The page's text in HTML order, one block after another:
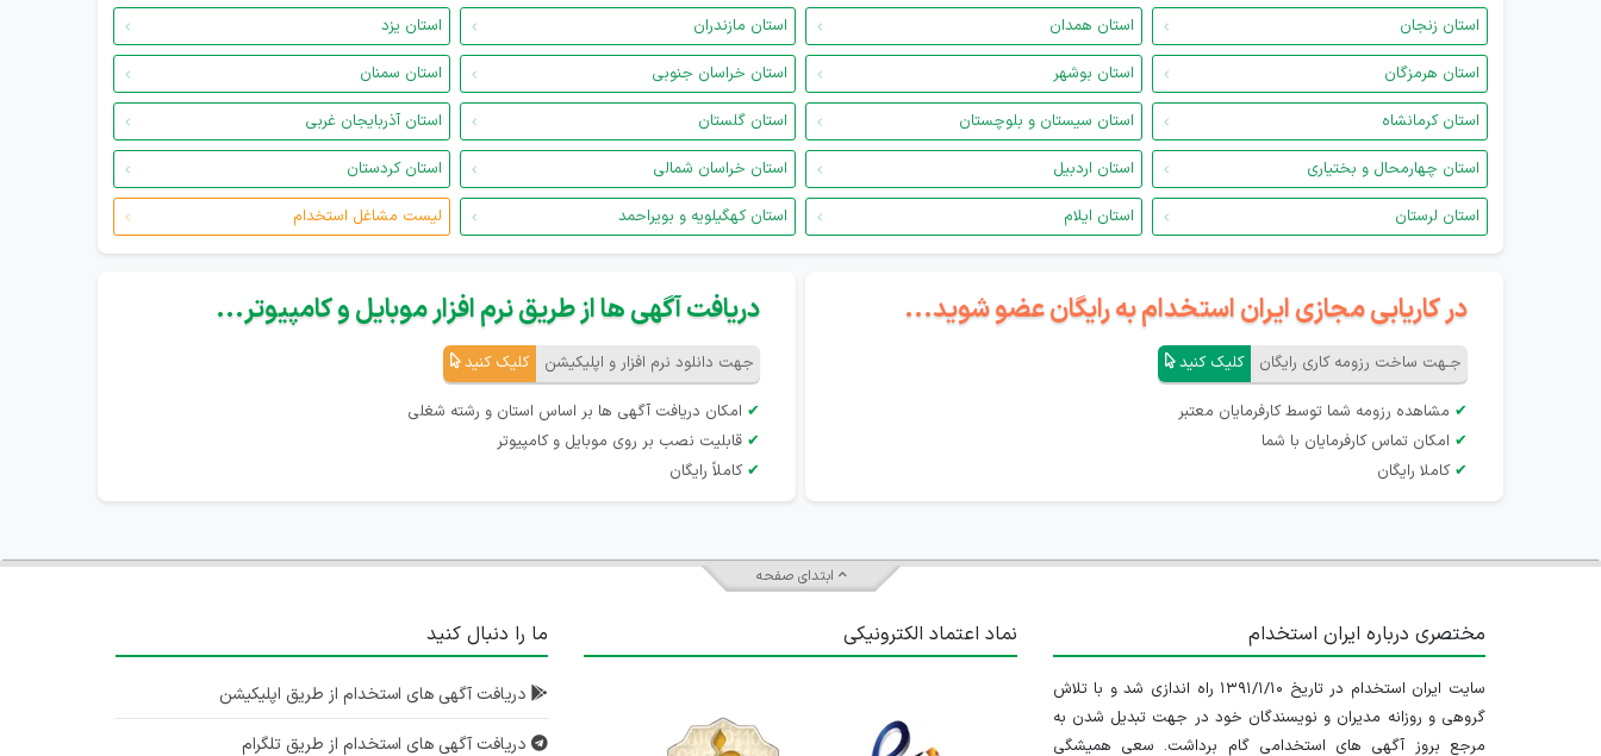
استان زنجان
استان همدان استان مازندران
استان یزد
استان هرمزگان
استان بوشهر استان خراسان جنوبی
استان سمنان
استان کرمانشاه
استان سیستان و بلوچستان استان گلستان
استان آذربایجان غربی
استان چهارمحال و بختیاری
استان اردبیل استان خراسان شمالی
استان کردستان
استان لرستان
استان ایلام استان کهگیلویه و بویراحمد لیست مشاغل استخدام
در کاریابی مجازی ایران استخدام به رایگان عضو شوید...
جـهت ساخت رزومه کاری رایگان کلیک کنید
✔ مشاهده رزومه شما توسط کارفرمایان معتبر
✔ امکان تماس کارفرمایان با شما
✔ کاملا رایگان
دریافت آگهی ها از طریق نرم افزار موبایل و کامپیوتر...
جهت دانلود نرم افزار و اپلیکیشن کلیک کنید
✔ امکان دریافت آگهی ها بر اساس استان و رشته شغلی
✔ قابلیت نصب بر روی موبایل و کامپیوتر
✔ کاملاً رایگان
ابتدای صفحه
مختصری درباره ایران استخدام
سایت ایران استخدام در تاریخ ۱۳۹۱/۱/۱۰ راه اندازی شد و با تلاش
گروهی و روزانه مدیران و نویسندگان خود در جهت تبدیل شدن به
مرجع بروز آگهی های استخدامی گام برداشت. سعی همیشگی
نماد اعتماد الکترونیکی ما را دنبال کنید
دریافت آگهی های استخدام از طریق اپلیکیشن
دریافت آگهی های استخدام از طریق تلگرام